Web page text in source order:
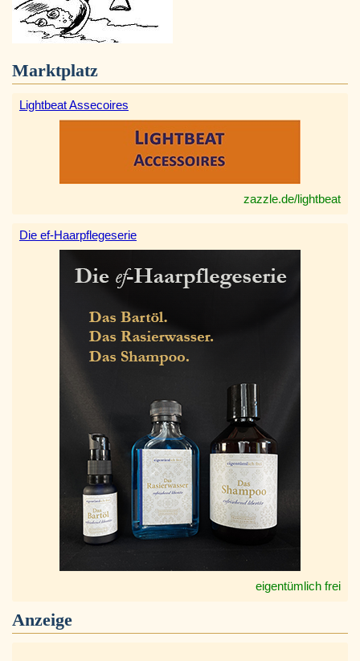
Marktplatz
Lightbeat Assecoires
zazzle.de/lightbeat
Die ef-Haarpflegeserie
eigentümlich frei
Anzeige